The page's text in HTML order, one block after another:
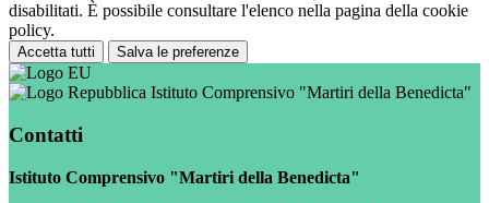
disabilitati. È possibile consultare l'elenco nella pagina della cookie
policy.
Accetta tutti Salva le preferenze
Istituto Comprensivo "Martiri della Benedicta"
Contatti
Istituto Comprensivo "Martiri della Benedicta"